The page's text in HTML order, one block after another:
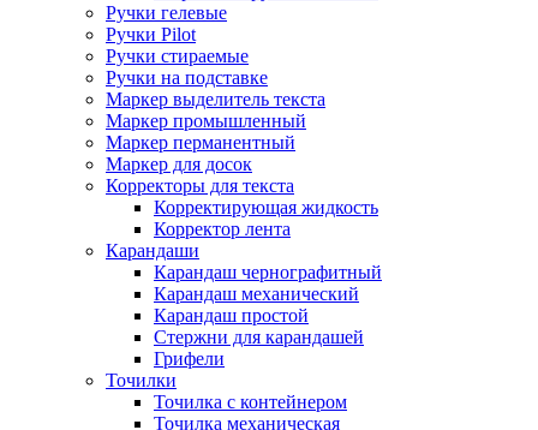
Ручки гелевые
Ручки Pilot
Ручки стираемые
Ручки на подставке
Маркер выделитель текста
Маркер промышленный
Маркер перманентный
Маркер для досок
Корректоры для текста
Корректирующая жидкость
Корректор лента
Карандаши
Карандаш чернографитный
Карандаш механический
Карандаш простой
Стержни для карандашей
Грифели
Точилки
Точилка с контейнером
Точилка механическая